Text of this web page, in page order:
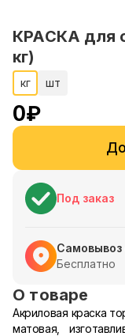
КРАСКА для
кг)
кг шт
0₽
Под заказ
Самовывоз
Бесплатно
О товаре
Акриловая краска
матовая,